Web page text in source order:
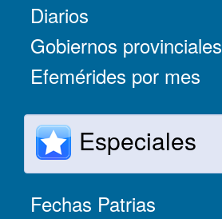
Diarios
Gobiernos provinciales
Efemérides por mes
Especiales
Fechas Patrias